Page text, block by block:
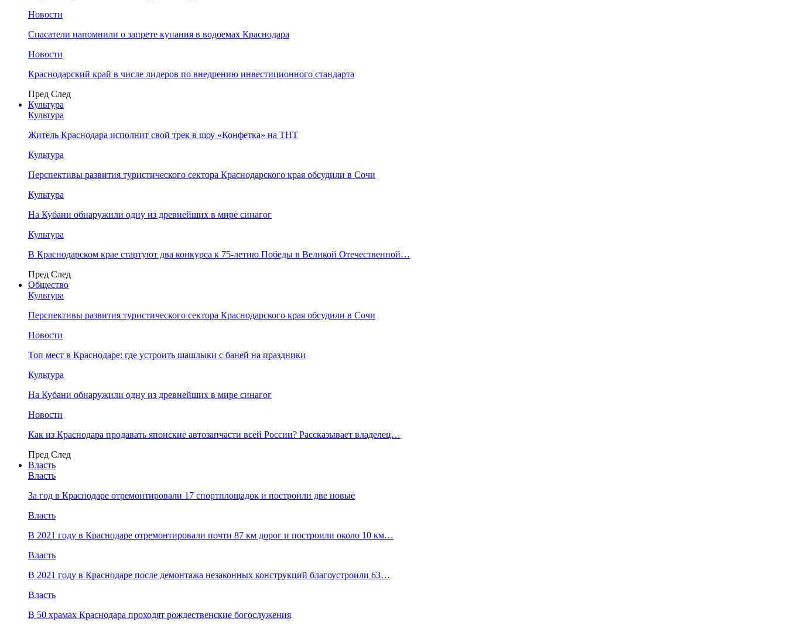
Новости
Спасатели напомнили о запрете купания в водоемах Краснодара
Новости
Краснодарский край в числе лидеров по внедрению инвестиционного стандарта
Пред След
Культура
Культура
Житель Краснодара исполнит свой трек в шоу «Конфетка» на ТНТ
Культура
Перспективы развития туристического сектора Краснодарского края обсудили в Сочи
Культура
На Кубани обнаружили одну из древнейших в мире синагог
Культура
В Краснодарском крае стартуют два конкурса к 75-летию Победы в Великой Отечественной…
Пред След
Общество
Культура
Перспективы развития туристического сектора Краснодарского края обсудили в Сочи
Новости
Топ мест в Краснодаре: где устроить шашлыки с баней на праздники
Культура
На Кубани обнаружили одну из древнейших в мире синагог
Новости
Как из Краснодара продавать японские автозапчасти всей России? Рассказывает владелец…
Пред След
Власть
Власть
За год в Краснодаре отремонтировали 17 спортплощадок и построили две новые
Власть
В 2021 году в Краснодаре отремонтировали почти 87 км дорог и построили около 10 км…
Власть
В 2021 году в Краснодаре после демонтажа незаконных конструкций благоустроили 63…
Власть
В 50 храмах Краснодара проходят рождественские богослужения